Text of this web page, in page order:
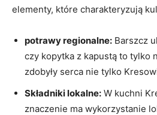
elementy, które charakteryzują
potrawy regionalne: Barszcz
czy kopytka z kapustą to tylko
zdobyły serca nie tylko
Składniki lokalne: W kuchni
znaczenie ma wykorzystanie